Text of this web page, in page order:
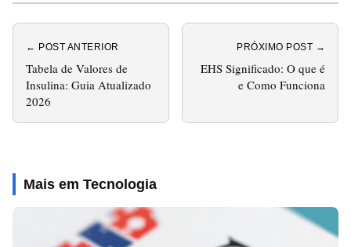
← POST ANTERIOR
Tabela de Valores de
Insulina: Guia Atualizado
2026
PRÓXIMO POST →
EHS Significado: O que é
e Como Funciona
Mais em Tecnologia